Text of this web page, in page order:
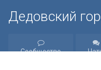
Дедовский
Сообщество